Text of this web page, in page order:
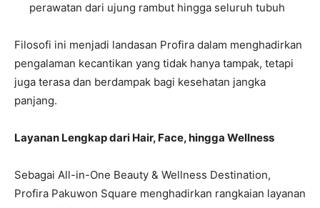
perawatan dari ujung rambut hingga seluruh tubuh
Filosofi ini menjadi landasan Profira dalam menghadirkan
pengalaman kecantikan yang tidak hanya tampak, tetapi
juga terasa dan berdampak bagi kesehatan jangka
panjang.
Layanan Lengkap dari Hair, Face, hingga Wellness
Sebagai All-in-One Beauty & Wellness Destination,
Profira Pakuwon Square menghadirkan rangkaian layanan